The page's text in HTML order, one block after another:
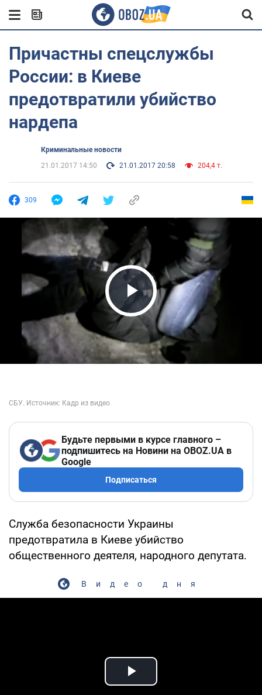
Причастны спецслужбы
России: в Киеве
предотвратили убийство
нардепа
Криминальные новости
21.01.2017 14:50
21.01.2017 20:58 204,4 т.
309
Play Video
Будьте первыми в курсе главного –
подпишитесь на Новини на OBOZ.UA в
Google
Подписаться
Служба безопасности Украины
предотвратила в Киеве убийство
общественного деятеля, народного депутата.
Видео дня
Play Video